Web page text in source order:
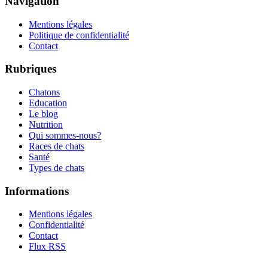
Mentions légales
Politique de confidentialité
Contact
Rubriques
Chatons
Education
Le blog
Nutrition
Qui sommes-nous?
Races de chats
Santé
Types de chats
Informations
Mentions légales
Confidentialité
Contact
Flux RSS